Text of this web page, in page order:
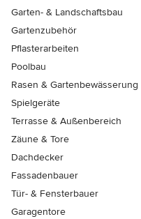
Garten- & Landschaftsbau
Gartenzubehör
Pflasterarbeiten
Poolbau
Rasen & Gartenbewässerung
Spielgeräte
Terrasse & Außenbereich
Zäune & Tore
Dachdecker
Fassadenbauer
Tür- & Fensterbauer
Garagentore